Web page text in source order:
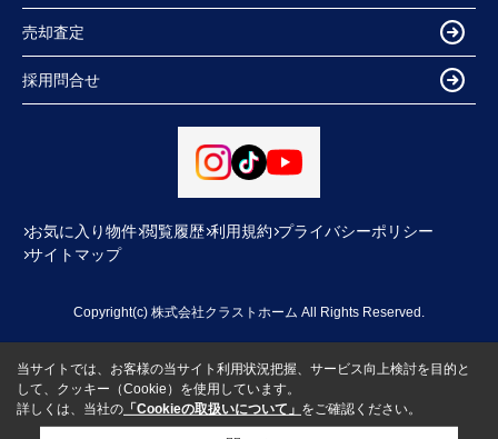
売却査定
採用問合せ
お気に入り物件 閲覧履歴 利用規約 プライバシーポリシー
サイトマップ
Copyright(c) 株式会社クラストホーム All Rights Reserved.
当サイトでは、お客様の当サイト利用状況把握、サービス向上検討を目的と
して、クッキー（Cookie）を使用しています。
詳しくは、当社の 「Cookieの取扱いについて」 をご確認ください。